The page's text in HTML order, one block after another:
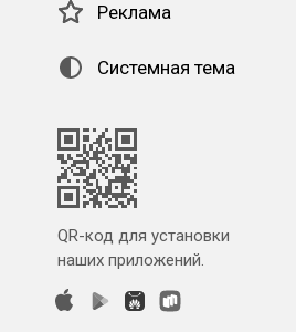
Реклама
Системная тема
QR-код для установки
наших приложений.